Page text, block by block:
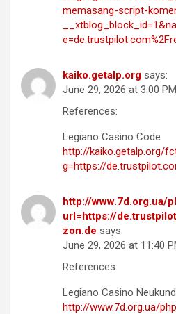
memasang-script-
kaiko.getalp.org says:
June 29, 2026 at 3:00 PM
References:
Legiano Casino Code
http://kaiko.getalp.org/
g=https://
http://www.7d.org.ua/
url=https://
zon.de says:
June 29, 2026 at 11:40
References:
Legiano Casino
http://www.7d.org.ua/